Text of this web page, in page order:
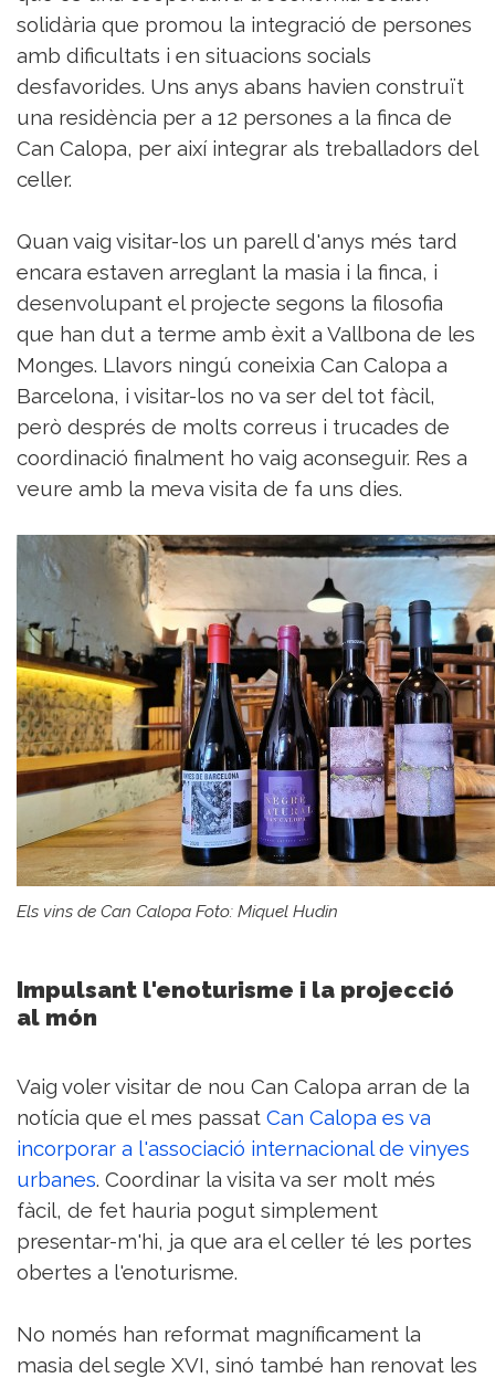
solidària que promou la integració de persones
amb dificultats i en situacions socials
desfavorides. Uns anys abans havien construït
una residència per a 12 persones a la finca de
Can Calopa, per així integrar als treballadors del
celler.
Quan vaig visitar-los un parell d'anys més tard
encara estaven arreglant la masia i la finca, i
desenvolupant el projecte segons la filosofia
que han dut a terme amb èxit a Vallbona de les
Monges. Llavors ningú coneixia Can Calopa a
Barcelona, i visitar-los no va ser del tot fàcil,
però després de molts correus i trucades de
coordinació finalment ho vaig aconseguir. Res a
veure amb la meva visita de fa uns dies.
Els vins de Can Calopa Foto: Miquel Hudin
Impulsant l'enoturisme i la projecció
al món
Vaig voler visitar de nou Can Calopa arran de la
notícia que el mes passat Can Calopa es va
incorporar a l'associació internacional de vinyes
urbanes. Coordinar la visita va ser molt més
fàcil, de fet hauria pogut simplement
presentar-m'hi, ja que ara el celler té les portes
obertes a l'enoturisme.
No només han reformat magníficament la
masia del segle XVI, sinó també han renovat les